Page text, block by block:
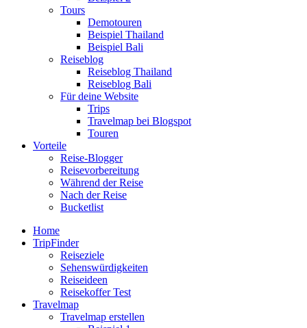
Tours
Demotouren
Beispiel Thailand
Beispiel Bali
Reiseblog
Reiseblog Thailand
Reiseblog Bali
Für deine Website
Trips
Travelmap bei Blogspot
Touren
Vorteile
Reise-Blogger
Reisevorbereitung
Während der Reise
Nach der Reise
Bucketlist
Home
TripFinder
Reiseziele
Sehenswürdigkeiten
Reiseideen
Reisekoffer Test
Travelmap
Travelmap erstellen